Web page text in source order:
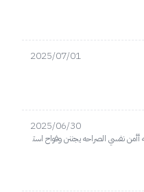
2025/07/01
2025/06/30
هذا بعام ٢٠٢٣ وانقطع من كل مكان حتى في موقع البداح نفسه وكل فتره ادخل نايس ون اشيك عليه والاقي غير متوفر واول م توفر هالشعار اخذته ع طول بدون تردد ولو الميزانيه تسمح كان اخذت ٣ منه أأمن نفسي الصراحه يجننن وفواح است